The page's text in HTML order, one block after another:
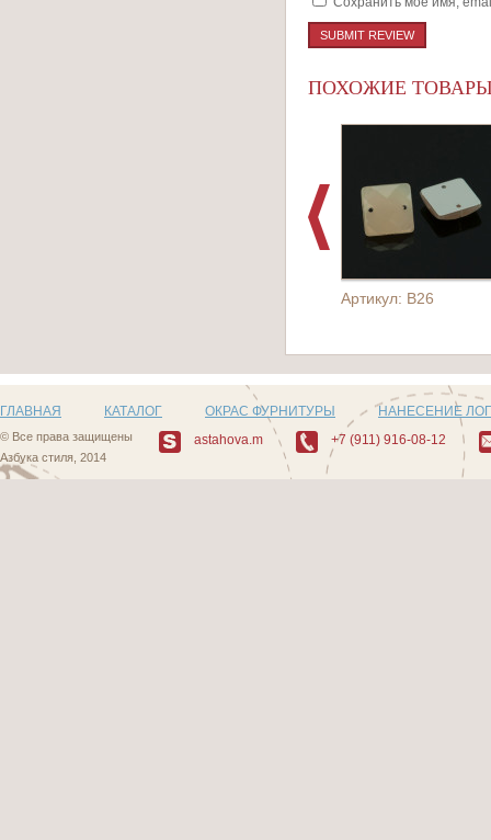
ПОХОЖИЕ
Артикул: B26
ГЛАВНАЯ КАТАЛОГ ОКРАС ФУРНИТУРЫ НАНЕСЕНИЕ
© Все права защищены
Азбука стиля, 2014
astahova.m +7 (911) 916-08-12